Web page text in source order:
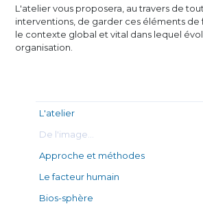
L'atelier vous proposera, au travers de
interventions, de garder ces éléments de
le contexte global et vital dans lequel
organisation.
L'atelier
De l'image…
Approche et méthodes
Le facteur humain
Bios-sphère